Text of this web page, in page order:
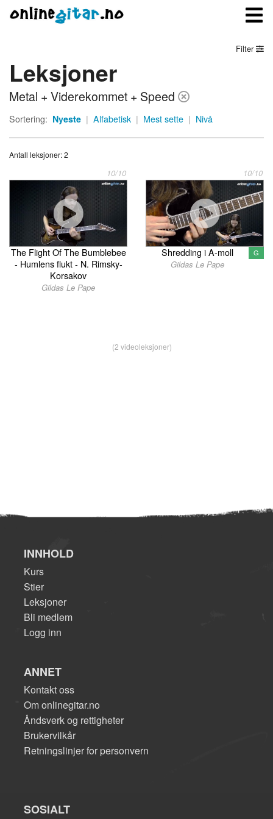
Meny
Logg inn
Kontakt oss
Om onlinegitar.no
Filter
Leksjoner
Metal + Viderekommet + Speed
Sortering: Nyeste | Alfabetisk | Mest sette | Nivå
Antall leksjoner: 2
10/10
The Flight Of The Bumblebee
- Humlens flukt - N. Rimsky-
Korsakov
Gildas Le Pape
10/10
G
Shredding i A-moll
Gildas Le Pape
(2 videoleksjoner)
INNHOLD
Kurs
Stier
Leksjoner
Bli medlem
Logg inn
ANNET
Kontakt oss
Om onlinegitar.no
Åndsverk og rettigheter
Brukervilkår
Retningslinjer for personvern
SOSIALT